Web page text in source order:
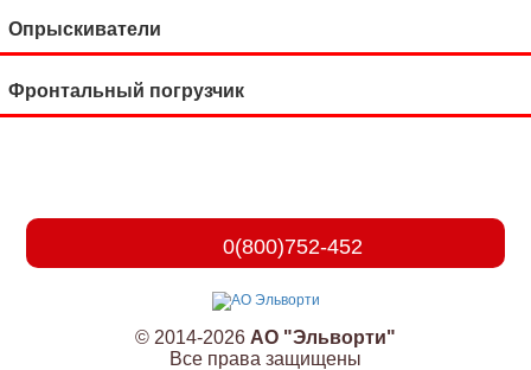
Опрыскиватели
Фронтальный погрузчик
0(800)752-452
© 2014-2026 АО "Эльворти"
Все права защищены